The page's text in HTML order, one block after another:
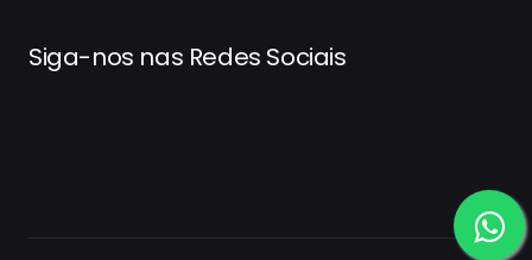
Siga-nos nas Redes Sociais